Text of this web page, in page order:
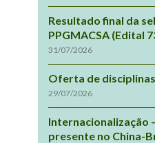
Resultado final da
PPGMACSA (Edital
31/07/2026
Oferta de
29/07/2026
Internacionalização
presente no China-